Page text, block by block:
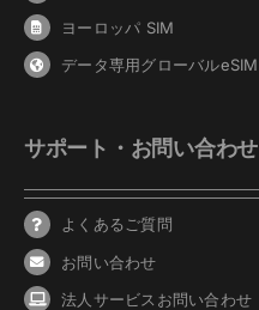
ヨーロッパ SIM
データ専用グローバルeSIM
サポート・お問い合わせ
よくあるご質問
お問い合わせ
法人サービスお問い合わせ